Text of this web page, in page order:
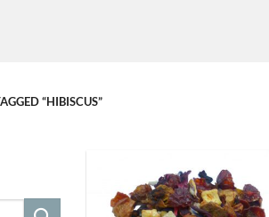
“HIBISCUS”